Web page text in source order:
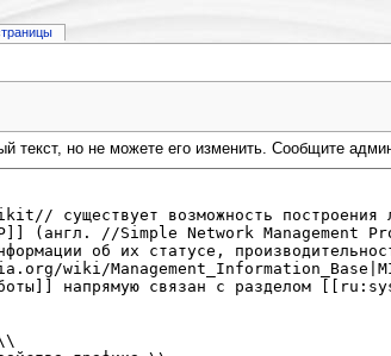
но не можете его изменить. Сообщите